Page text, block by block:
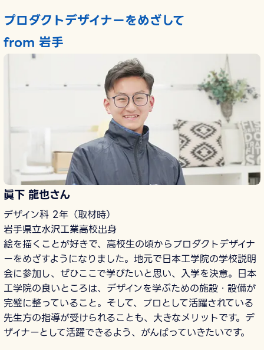
プロダクトデザイナーをめざして
from 岩手
眞下 龍也さん
デザイン科 2年（取材時）
岩手県立水沢工業高校出身
絵を描くことが好きで、高校生の頃からプロダクトデザイナ
ーをめざすようになりました。地元で日本工学院の学校説明
会に参加し、ぜひここで学びたいと思い、入学を決意。日本
工学院の良いところは、デザインを学ぶための施設・設備が
完璧に整っていること。そして、プロとして活躍されている
先生方の指導が受けられることも、大きなメリットです。デ
ザイナーとして活躍できるよう、がんばっていきたいです。